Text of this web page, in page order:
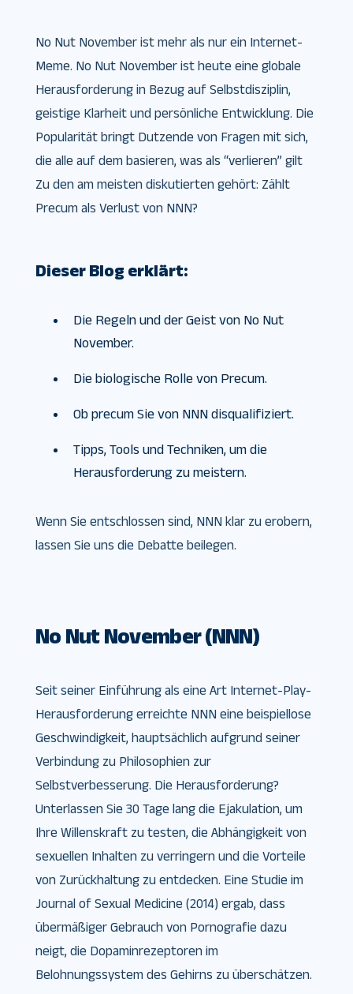
No Nut November ist mehr als nur ein Internet-
Meme. No Nut November ist heute eine globale
Herausforderung in Bezug auf Selbstdisziplin,
geistige Klarheit und persönliche Entwicklung. Die
Popularität bringt Dutzende von Fragen mit sich,
die alle auf dem basieren, was als “verlieren” gilt
Zu den am meisten diskutierten gehört: Zählt
Precum als Verlust von NNN?
Dieser Blog erklärt:
Die Regeln und der Geist von No Nut
November.
Die biologische Rolle von Precum.
Ob precum Sie von NNN disqualifiziert.
Tipps, Tools und Techniken, um die
Herausforderung zu meistern.
Wenn Sie entschlossen sind, NNN klar zu erobern,
lassen Sie uns die Debatte beilegen.
No Nut November (NNN)
Seit seiner Einführung als eine Art Internet-Play-
Herausforderung erreichte NNN eine beispiellose
Geschwindigkeit, hauptsächlich aufgrund seiner
Verbindung zu Philosophien zur
Selbstverbesserung. Die Herausforderung?
Unterlassen Sie 30 Tage lang die Ejakulation, um
Ihre Willenskraft zu testen, die Abhängigkeit von
sexuellen Inhalten zu verringern und die Vorteile
von Zurückhaltung zu entdecken. Eine Studie im
Journal of Sexual Medicine (2014) ergab, dass
übermäßiger Gebrauch von Pornografie dazu
neigt, die Dopaminrezeptoren im
Belohnungssystem des Gehirns zu überschätzen.